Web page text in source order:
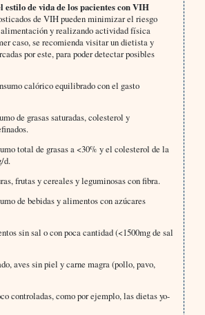
estilo de vida de los pacientes con VIH
de VIH pueden minimizar el riesgo
alimentación y realizando actividad física
caso, se recomienda visitar un dietista y
por este, para poder detectar posibles
calórico equilibrado con el gasto
de grasas saturadas, colesterol y
total de grasas a <30% y el colesterol de la
d.
frutas y cereales y leguminosas con fibra.
de bebidas y alimentos con azúcares
sin sal o con poca cantidad (<1500mg de sal
aves sin piel y carne magra (pollo, pavo,
controladas, como por ejemplo, las dietas yo-